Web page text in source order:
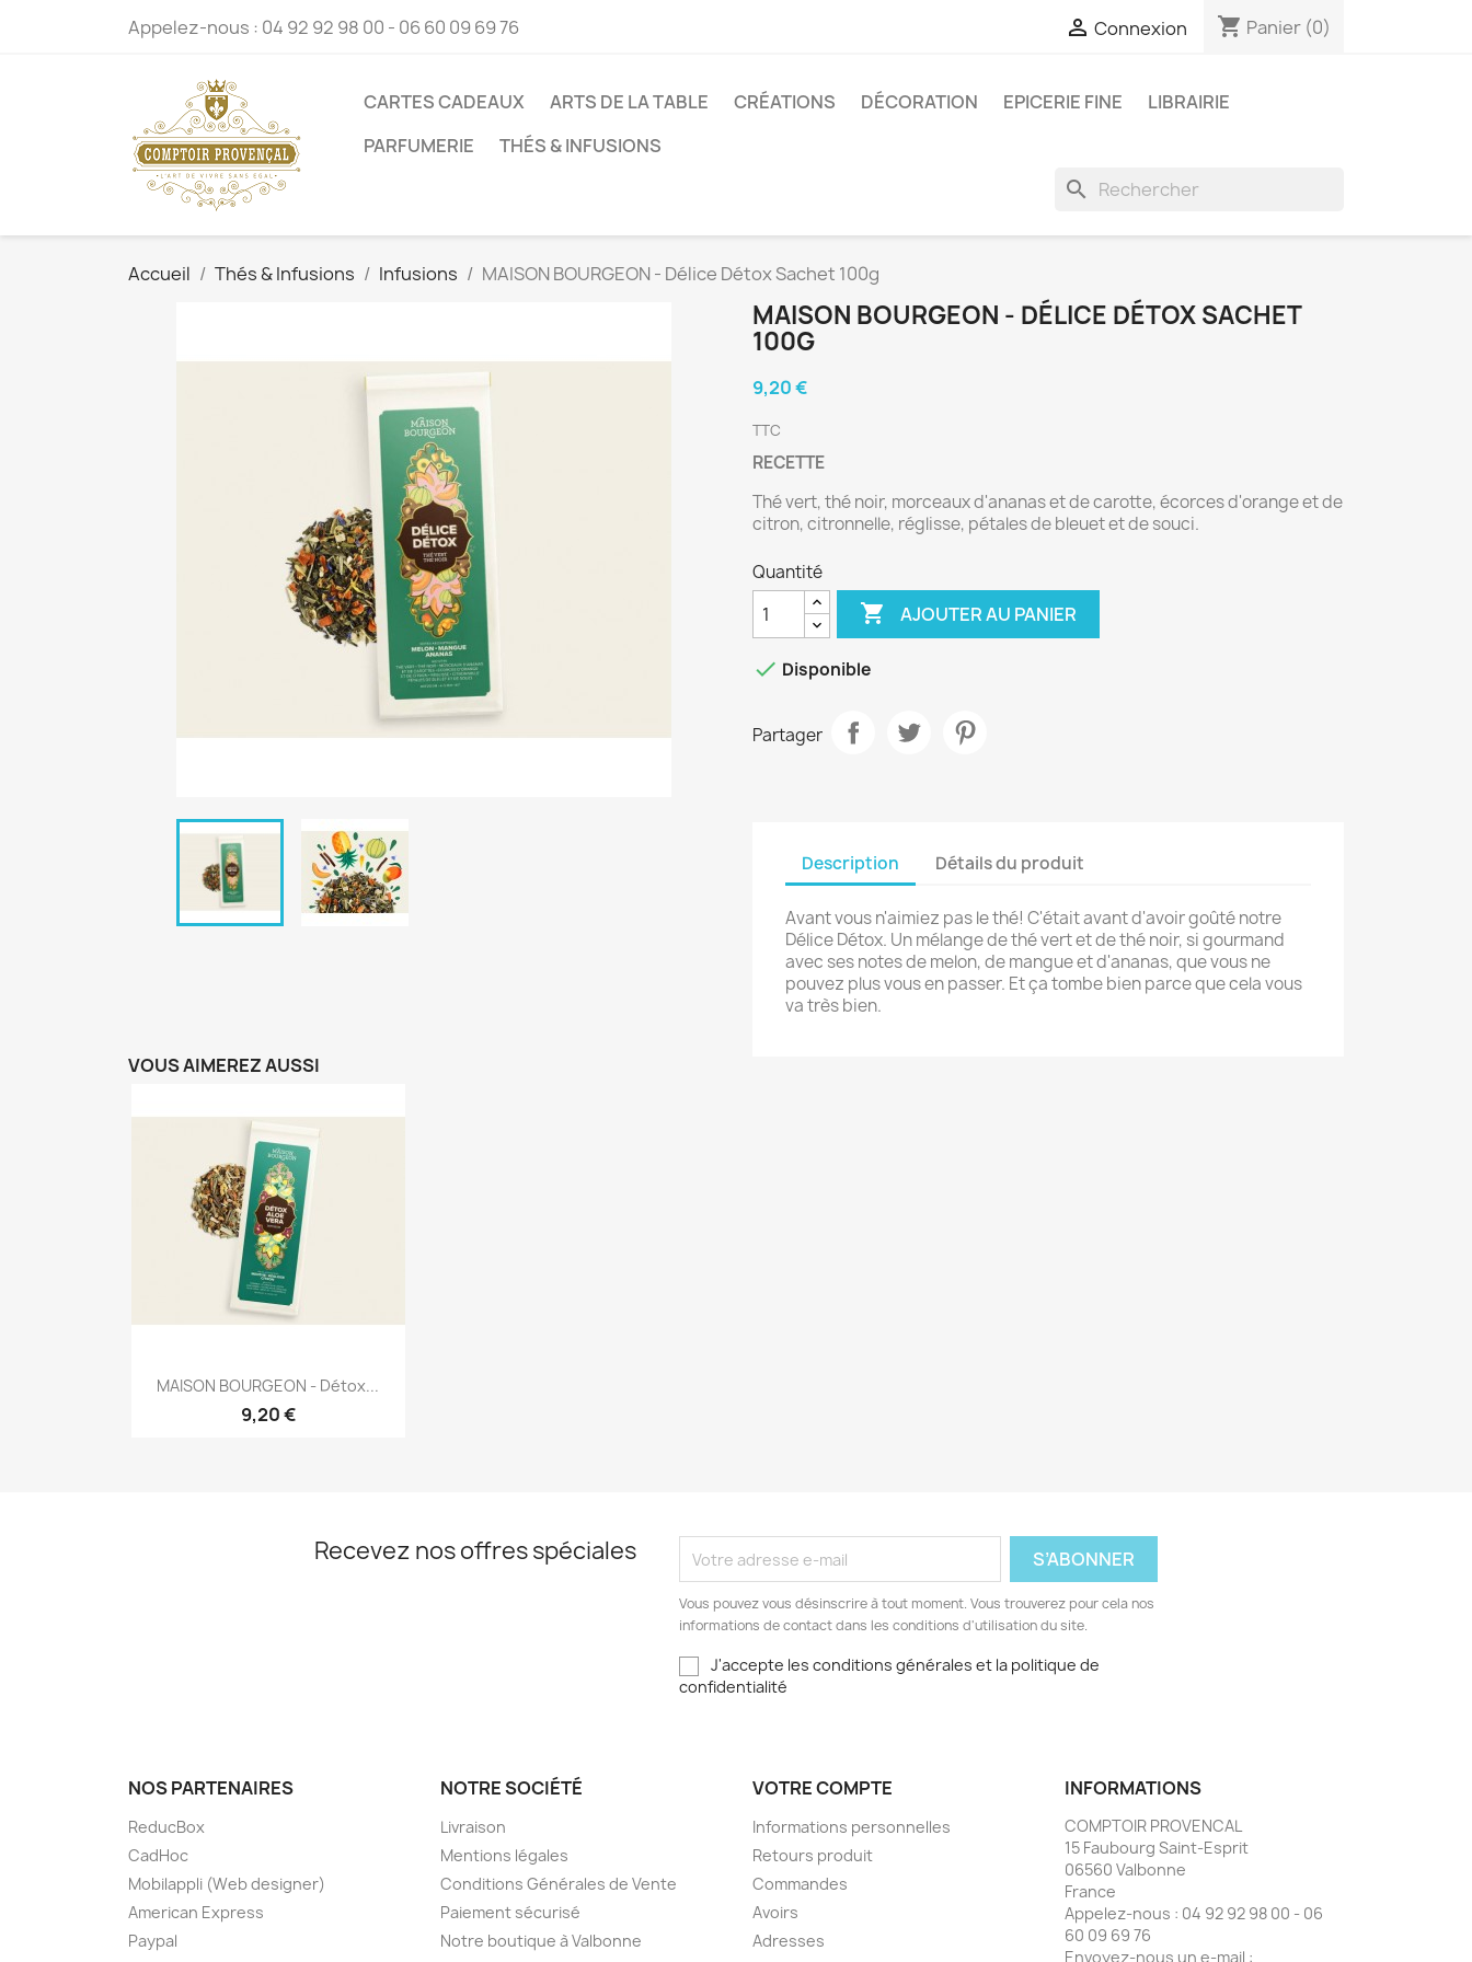
Appelez-nous : 04 92 92 98 00 - 06 60 09 69 76  Connexion shopping_cart Panier (0)
CARTES CADEAUX ARTS DE LA TABLE CRÉATIONS DÉCORATION EPICERIE FINE
LIBRAIRIE
PARFUMERIE
THÉS & INFUSIONS
search
Accueil Thés & Infusions Infusions MAISON BOURGEON - Délice Détox Sachet 100g
MAISON BOURGEON - DÉLICE DÉTOX SACHET
100G
9,20 €
TTC
RECETTE
Thé vert, thé noir, morceaux d'ananas et de carotte, écorces d'orange et de
citron, citronnelle, réglisse, pétales de bleuet et de souci.
Quantité
 AJOUTER AU PANIER
 Disponible
Partager
Description Détails du produit
Avant vous n'aimiez pas le thé! C'était avant d'avoir goûté notre
Délice Détox. Un mélange de thé vert et de thé noir, si gourmand
avec ses notes de melon, de mangue et d'ananas, que vous ne
pouvez plus vous en passer. Et ça tombe bien parce que cela vous
va très bien.
VOUS AIMEREZ AUSSI
 Aperçu rapide
MAISON BOURGEON - Détox...
9,20 €
Recevez nos offres spéciales
Vous pouvez vous désinscrire à tout moment. Vous trouverez pour cela nos
informations de contact dans les conditions d'utilisation du site.
J'accepte les conditions générales et la politique de
confidentialité
NOS PARTENAIRES
ReducBox
CadHoc
Mobilappli (Web designer)
American Express
Paypal
NOTRE SOCIÉTÉ
Livraison
Mentions légales
Conditions Générales de Vente
Paiement sécurisé
Notre boutique à Valbonne
VOTRE COMPTE
Informations personnelles
Retours produit
Commandes
Avoirs
Adresses
INFORMATIONS
COMPTOIR PROVENCAL
15 Faubourg Saint-Esprit
06560 Valbonne
France
Appelez-nous : 04 92 92 98 00 - 06
60 09 69 76
Envoyez-nous un e-mail :